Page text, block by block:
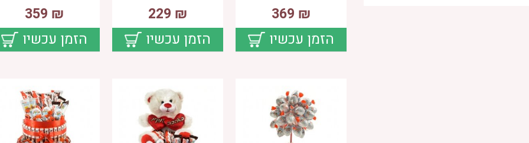
₪
369
הזמן עכשיו
₪
229
הזמן עכשיו
₪
359
הזמן עכשיו